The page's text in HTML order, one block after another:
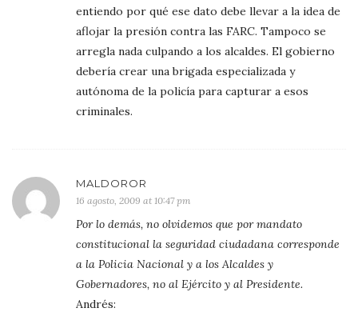
entiendo por qué ese dato debe llevar a la idea de
aflojar la presión contra las FARC. Tampoco se
arregla nada culpando a los alcaldes. El gobierno
debería crear una brigada especializada y
autónoma de la policía para capturar a esos
criminales.
MALDOROR
16 agosto, 2009 at 10:47 pm
Por lo demás, no olvidemos que por mandato
constitucional la seguridad ciudadana corresponde
a la Policia Nacional y a los Alcaldes y
Gobernadores, no al Ejército y al Presidente.
Andrés: